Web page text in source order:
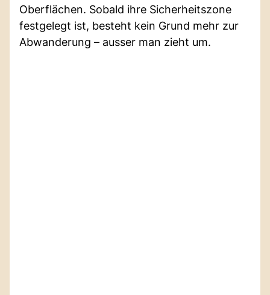
Oberflächen. Sobald ihre Sicherheitszone
festgelegt ist, besteht kein Grund mehr zur
Abwanderung – ausser man zieht um.